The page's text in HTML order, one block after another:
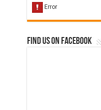
Find us on Facebook